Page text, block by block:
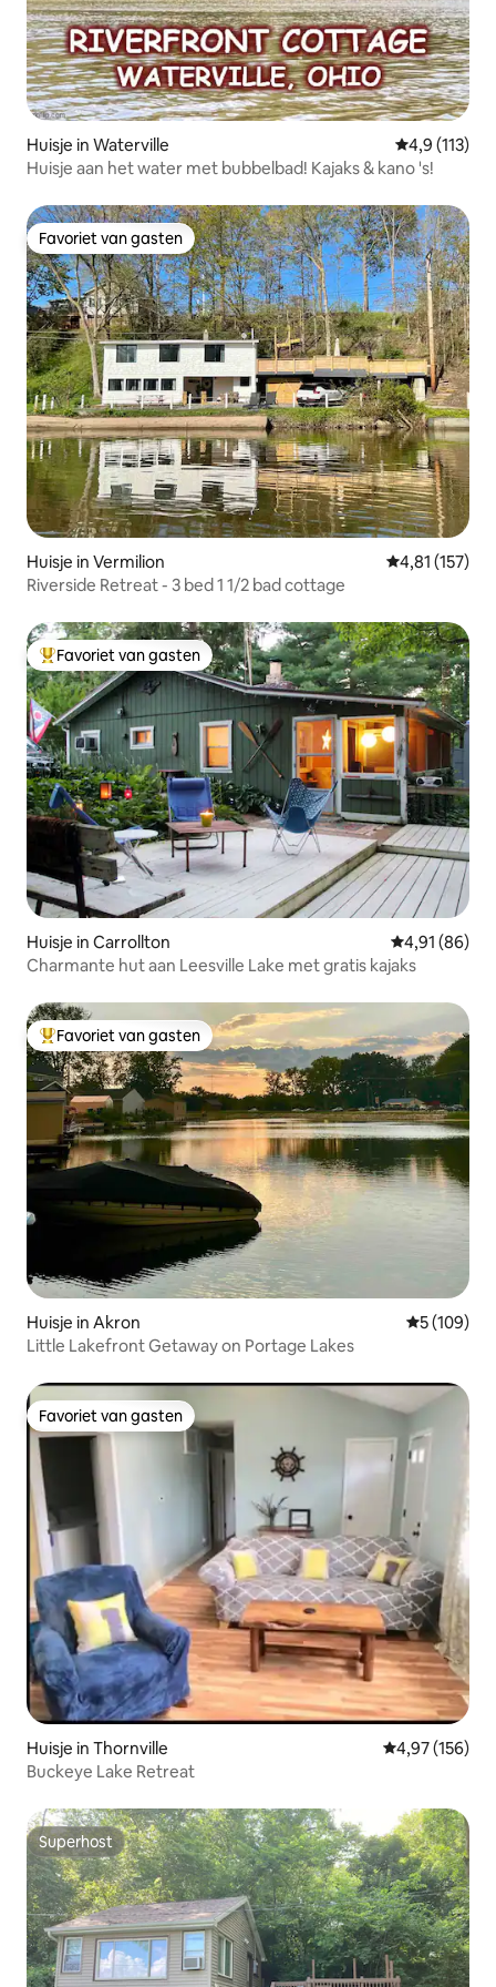
Huisje in Waterville Gemiddelde
4,9 (113)
Huisje aan het water met bubbelbad! Kajaks & kano 's!
Favoriet van gasten
Favoriet van gasten
Huisje in Vermilion Gemiddelde
4,81 (157)
Riverside Retreat - 3 bed 1 1/2 bad cottage
Topfavoriet van gasten
Favoriet van gasten
Huisje in Carrollton Gemiddelde
4,91 (86)
Charmante hut aan Leesville Lake met gratis kajaks
Topfavoriet van gasten
Favoriet van gasten
Huisje in Akron
5 (109)
Little Lakefront Getaway on Portage Lakes
Favoriet van gasten
Favoriet van gasten
Huisje in Thornville Gemiddelde
4,97 (156)
Buckeye Lake Retreat
Superhost
Superhost